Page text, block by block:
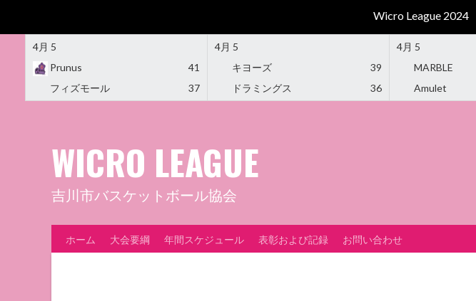
Wicro League 2024
4月 5
Prunus
41
フィズモール
37
4月 5
キヨーズ
39
ドラミングス
36
4月 5
MARBLE
Amulet
WICRO LEAGUE
吉川市バスケットボール協会
ホーム 大会要綱 年間スケジュール 表彰および記録 お問い合わせ